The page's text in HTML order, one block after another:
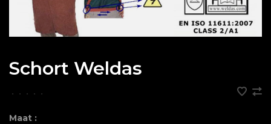
Schort Weldas
• • • • •
Maat :